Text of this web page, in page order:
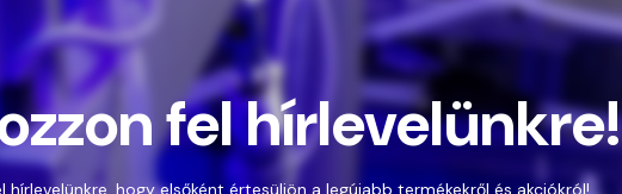
fel hírlevelünkre!
hírlevelünkre, hogy elsőként értesüljön a legújabb termékekről és akciókról!